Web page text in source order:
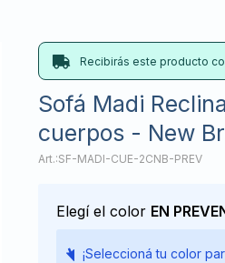
Recibirás este producto
Sofá Madi
cuerpos - New
SF-MADI-CUE-2CNB-PREV
Elegí el color EN
¡Seleccioná tu color